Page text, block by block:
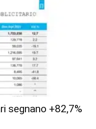
segnano +82,7%